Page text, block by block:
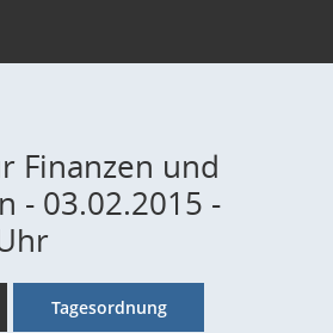
Finanzen und
- 03.02.2015 -
Tagesordnung